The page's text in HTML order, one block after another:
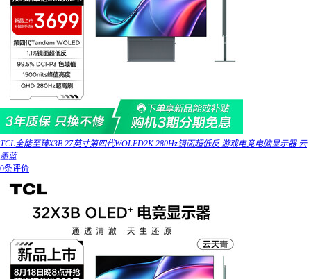
TCL全能至臻X3B 27英寸第四代WOLED2K 280Hz镜面超低反 游戏电竞电脑显示器 云
墨蓝
0条评价